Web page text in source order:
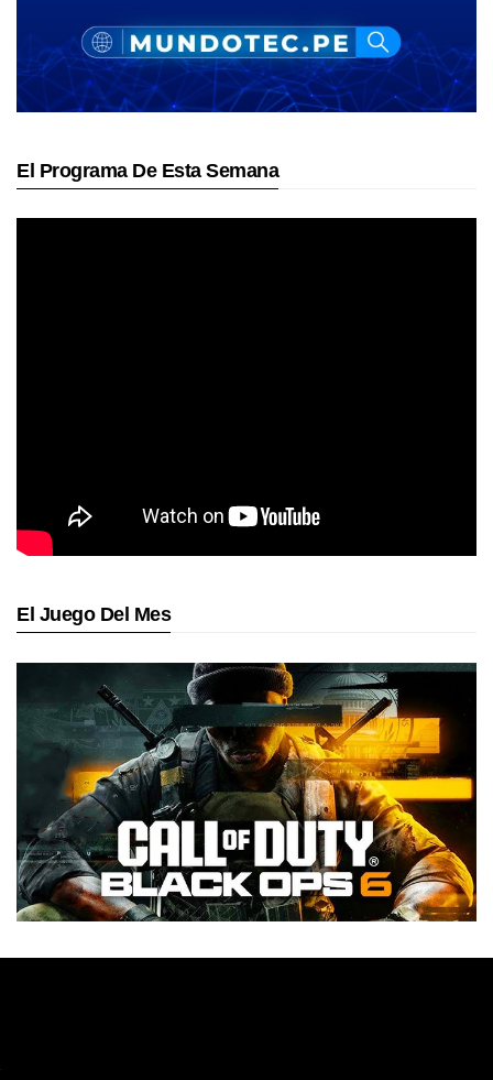
El Programa De Esta Semana
El Juego Del Mes